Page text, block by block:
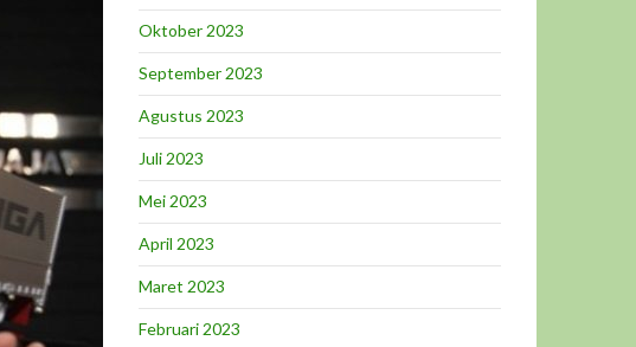
Oktober 2023
September 2023
Agustus 2023
Juli 2023
Mei 2023
April 2023
Maret 2023
Februari 2023